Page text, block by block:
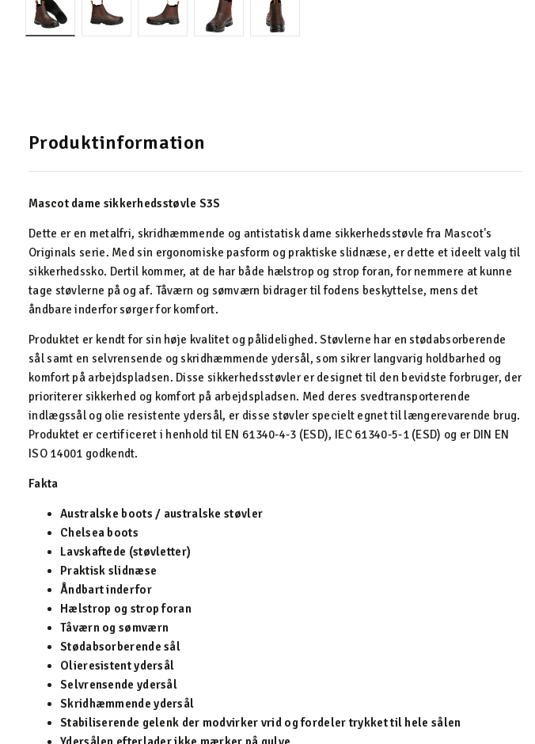
Produktinformation
Mascot dame sikkerhedsstøvle S3S
Dette er en metalfri, skridhæmmende og antistatisk dame sikkerhedsstøvle fra Mascot's
Originals serie. Med sin ergonomiske pasform og praktiske slidnæse, er dette et ideelt valg til
sikkerhedssko. Dertil kommer, at de har både hælstrop og strop foran, for nemmere at kunne
tage støvlerne på og af. Tåværn og sømværn bidrager til fodens beskyttelse, mens det
åndbare inderfor sørger for komfort.
Produktet er kendt for sin høje kvalitet og pålidelighed. Støvlerne har en stødabsorberende
sål samt en selvrensende og skridhæmmende ydersål, som sikrer langvarig holdbarhed og
komfort på arbejdspladsen. Disse sikkerhedsstøvler er designet til den bevidste forbruger, der
prioriterer sikkerhed og komfort på arbejdspladsen. Med deres svedtransporterende
indlægssål og olie resistente ydersål, er disse støvler specielt egnet til længerevarende brug.
Produktet er certificeret i henhold til EN 61340-4-3 (ESD), IEC 61340-5-1 (ESD) og er DIN EN
ISO 14001 godkendt.
Fakta
Australske boots / australske støvler
Chelsea boots
Lavskaftede (støvletter)
Praktisk slidnæse
Åndbart inderfor
Hælstrop og strop foran
Tåværn og sømværn
Stødabsorberende sål
Olieresistent ydersål
Selvrensende ydersål
Skridhæmmende ydersål
Stabiliserende gelenk der modvirker vrid og fordeler trykket til hele sålen